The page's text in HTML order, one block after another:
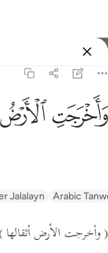
ﱺﱻ
Jalalayn Arabic
( وأخرجت الأرض أثقالها )